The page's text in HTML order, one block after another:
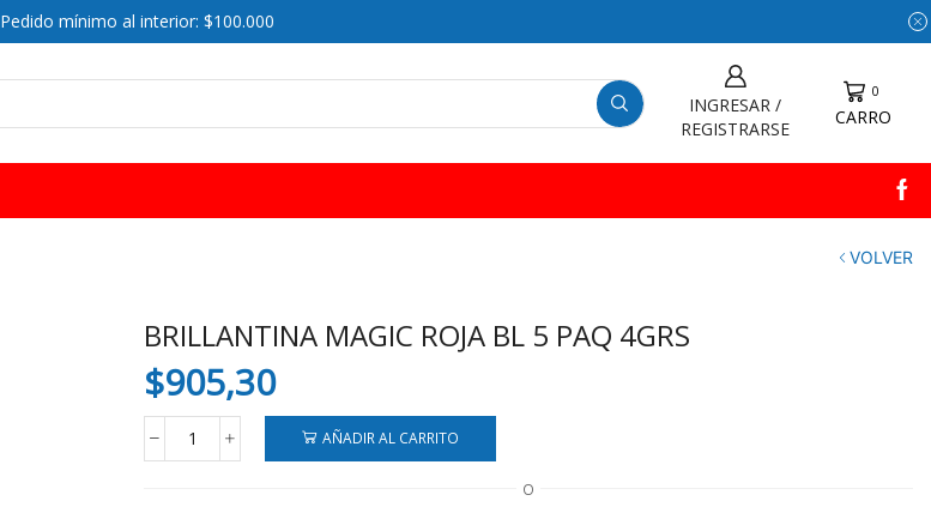
Pedido mínimo al interior: $100.000
INGRESAR /
REGISTRARSE
0
CARRO
VOLVER
BRILLANTINA MAGIC ROJA BL 5 PAQ 4GRS
$905,30
BRILLANTINA
AÑADIR AL CARRITO
O